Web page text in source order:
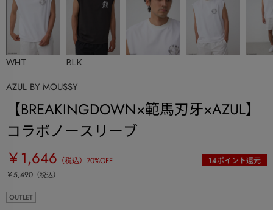
WHT BLK
AZUL BY MOUSSY
【BREAKINGDOWN×範馬刃牙×AZUL】
コラボノースリーブ
￥1,646 （税込） 70%OFF 14ポイント還元
￥5,490（税込）
OUTLET